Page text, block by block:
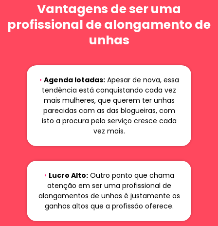
Vantagens de ser uma
profissional de alongamento de
unhas
• Agenda lotadas:Apesar de nova, essa
tendência está conquistando cada vez
mais mulheres, que querem ter unhas
parecidas com as das blogueiras, com
isto a procura pelo serviço cresce cada
vez mais.
• Lucro Alto:Outro ponto que chama
atenção em ser uma profissional de
alongamentos de unhas é justamente os
ganhos altos que a profissão oferece.